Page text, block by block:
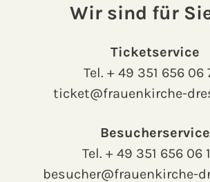
Wir sind für
Ticketservice
Tel. + 49 351 656 06
ticket@frauenkirche-
Besucherservice
Tel. + 49 351 656 06
besucher@frauenkirche-